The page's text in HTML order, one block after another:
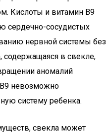
Кислоты и витамин В9
сердечно-сосудистых
нервной системы без
содержащаяся в свекле,
аномалий
В9 невозможно
систему ребенка.
свекла может